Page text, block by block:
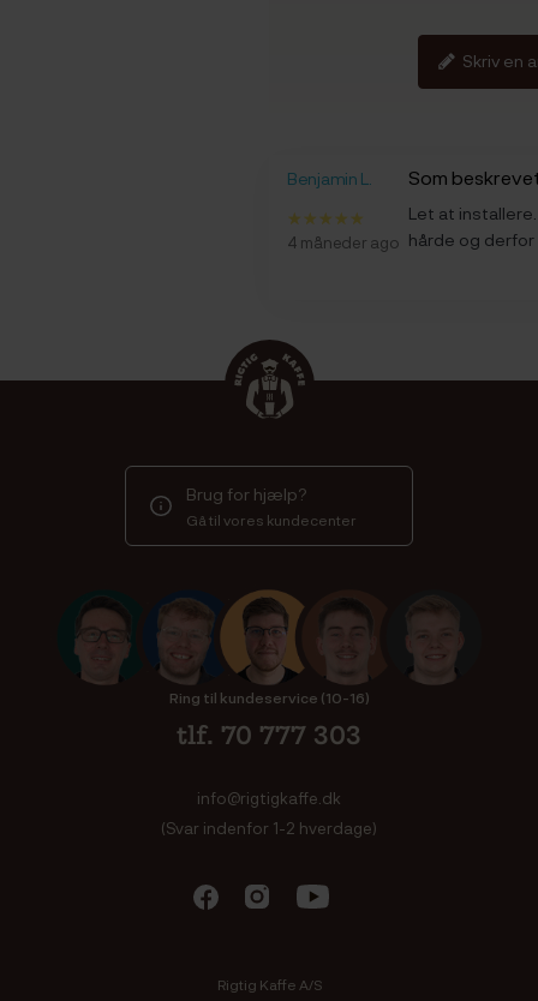
Skriv en
Benjamin L.
4 måneder ago
Som
Let at
hårde og
Brug for hjælp?
Gå til vores kundecenter
Ring til kundeservice (10-16)
tlf. 70 777 303
info@rigtigkaffe.dk
(Svar indenfor 1-2 hverdage)
Rigtig Kaffe A/S